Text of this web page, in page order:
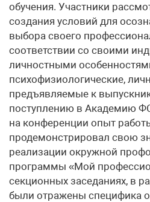
обучения. Участники
создания условий для
выбора своего
соответствии со своими
личностными
психофизиологические,
предъявляемые к
поступлению в Академию
на конференции опыт
продемонстрировал свою
реализации окружной
программы «Мой
секционных заседаниях, в
были отражены специфика